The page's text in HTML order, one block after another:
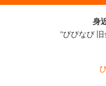
身
"びびなび